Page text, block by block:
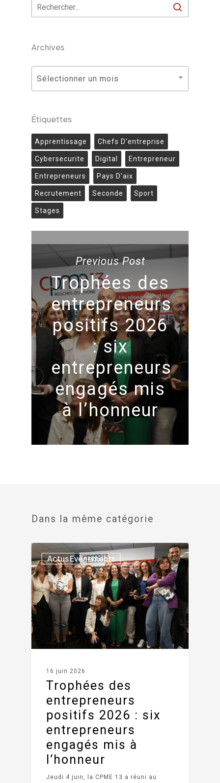
Archives
Sélectionner un mois
Étiquettes
Apprentissage Chefs D'entreprise
Cybersecurite Digital Entrepreneur
Entrepreneurs Pays D'aix
Recrutement Seconde Sport
Stages
Previous Post
Trophées des
entrepreneurs
positifs 2026
: six
entrepreneurs
engagés mis
à l’honneur
Dans la même catégorie
Actus Evènements
16 juin 2026
Trophées des
entrepreneurs
positifs 2026 : six
entrepreneurs
engagés mis à
l’honneur
Jeudi 4 juin, la CPME 13 a réuni au